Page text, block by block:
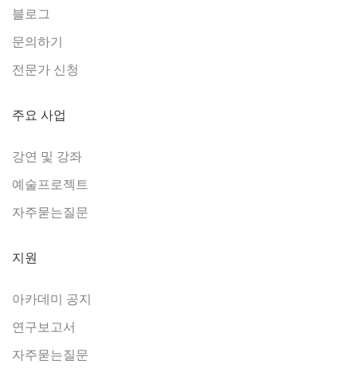
블로그
문의하기
전문가 신청
주요 사업
강연 및 강좌
예술프로젝트
자주묻는질문
지원
아카데미 공지
연구보고서
자주묻는질문